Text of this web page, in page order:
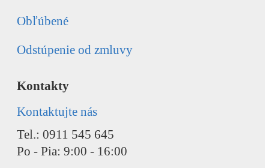
Obľúbené
Odstúpenie od zmluvy
Kontakty
Kontaktujte nás
Tel.: 0911 545 645
Po - Pia: 9:00 - 16:00